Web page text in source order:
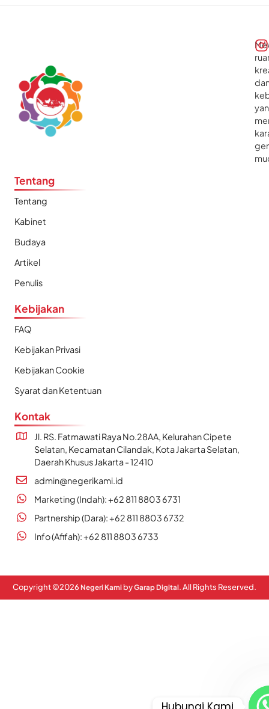
Tentang
Tentang
Kabinet
Budaya
Artikel
Penulis
Kebijakan
FAQ
Kebijakan Privasi
Kebijakan Cookie
Syarat dan Ketentuan
Kontak
Jl. RS. Fatmawati Raya No.28AA, Kelurahan Cipete
Selatan, Kecamatan Cilandak, Kota Jakarta Selatan,
Daerah Khusus Jakarta - 12410
admin@negerikami.id
Marketing (Indah): +62 811 8803 6731
Partnership (Dara): +62 811 8803 6732
Info (Afifah): +62 811 8803 6733
Copyright ©2026 Negeri Kami byGarap Digital. All Rights Reserved.